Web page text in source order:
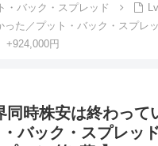
・バック・スプレッド
った／プット・バック・スプレ
+924,000円
同時株安は終わって
バック・スプレッ